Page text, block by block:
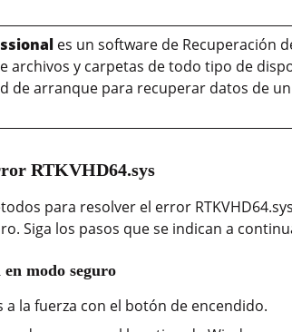
es un software de Recuperación
y carpetas de todo tipo de
de arranque para recuperar datos de
RTKVHD64.sys
para resolver el error
Siga los pasos que se indican a
modo seguro
a la fuerza con el botón de encendido.